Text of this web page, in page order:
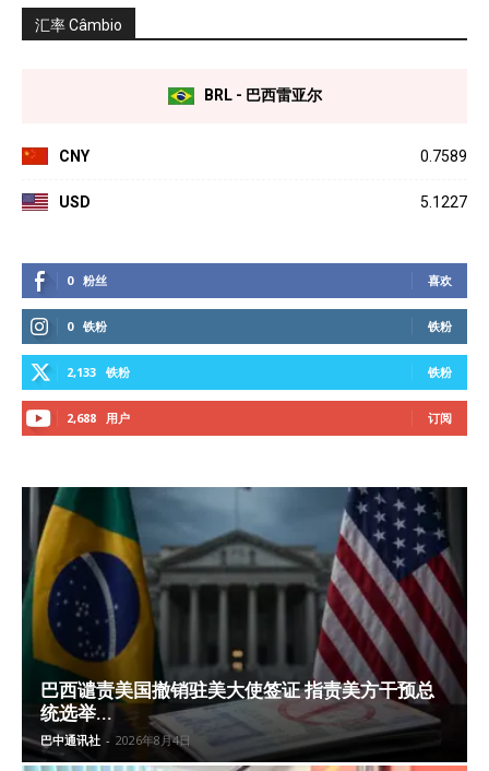
汇率 Câmbio
BRL - 巴西雷亚尔
CNY 0.7589
USD 5.1227
0 粉丝 喜欢
0 铁粉 铁粉
2,133 铁粉 铁粉
2,688 用户 订阅
巴西谴责美国撤销驻美大使签证 指责美方干预总
统选举...
巴中通讯社 - 2026年8月4日